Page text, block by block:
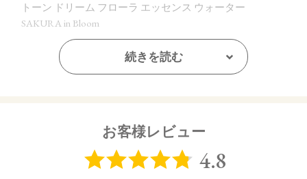
トーン ドリーム フローラ エッセンス ウォーター
SAKURA in Bloom
【ご使用方法】
続きを読む
お客様レビュー